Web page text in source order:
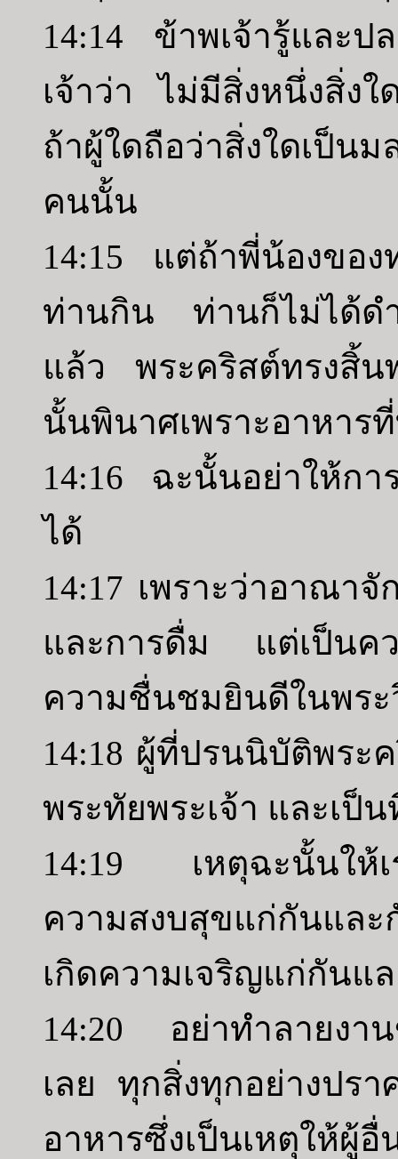
14:14 ข้าพเจ้ารู้และป
เจ้าว่า ไม่มีสิ่งหนึ่งสิ่ง
ถ้าผู้ใดถือว่าสิ่งใดเป็น
คนนั้น
14:15 แต่ถ้าพี่น้องของ
ท่านกิน ท่านก็ไม่ได้ดำ
แล้ว พระคริสต์ทรงสิ้น
นั้นพินาศเพราะอาหาร
14:16 ฉะนั้นอย่าให้กา
ได้
14:17 เพราะว่าอาณา
และการดื่ม แต่เป็นค
ความชื่นชมยินดีในพร
14:18 ผู้ที่ปรนนิบัติพระ
พระทัยพระเจ้า และเป็
14:19 เหตุฉะนั้นให้เ
ความสงบสุขแก่กันแล
เกิดความเจริญแก่กันแ
14:20 อย่าทำลายงาน
เลย ทุกสิ่งทุกอย่างปร
อาหารซึ่งเป็นเหตุให้ผู้